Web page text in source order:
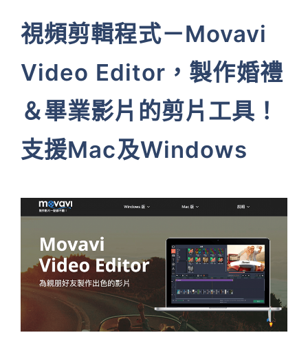
視頻剪輯程式－Movavi
Video Editor，製作婚禮
＆畢業影片的剪片工具！
支援Mac及Windows